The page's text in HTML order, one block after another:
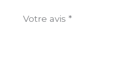
Votre avis*